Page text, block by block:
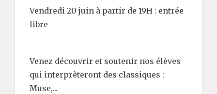
Vendredi 20 juin à partir de 19H : entrée
libre
Venez découvrir et soutenir nos élèves
qui interprèteront des classiques :
Muse,...